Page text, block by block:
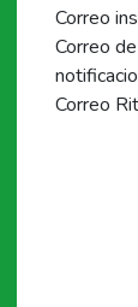
Correo
Correo
Correo